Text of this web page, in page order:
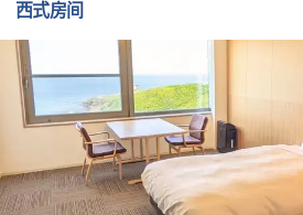
西式房间